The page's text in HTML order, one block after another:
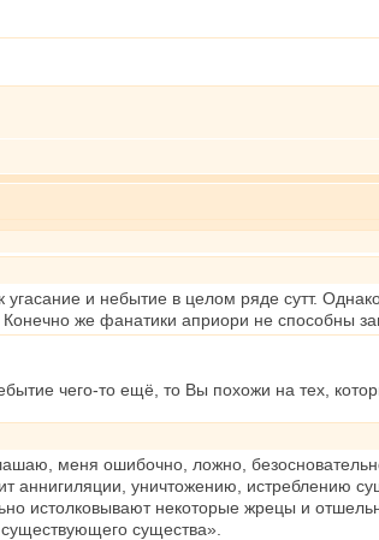
и небытие в целом ряде сутт.
же фанатики априори не способны
чего-то ещё, то Вы похожи на тех,
меня ошибочно, ложно,
аннигиляции, уничтожению, истреблению
истолковывают некоторые жрецы и
существа».